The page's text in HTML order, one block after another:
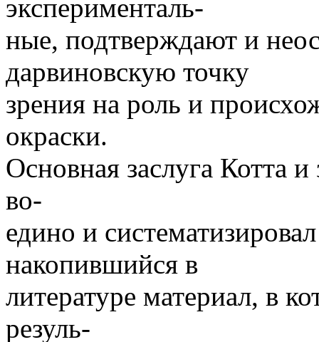
эксперименталь-
ные, подтверждают и
дарвиновскую точку
зрения на роль и
окраски.
Основная заслуга Котта
во-
едино и
накопившийся в
литературе материал, в
резуль-